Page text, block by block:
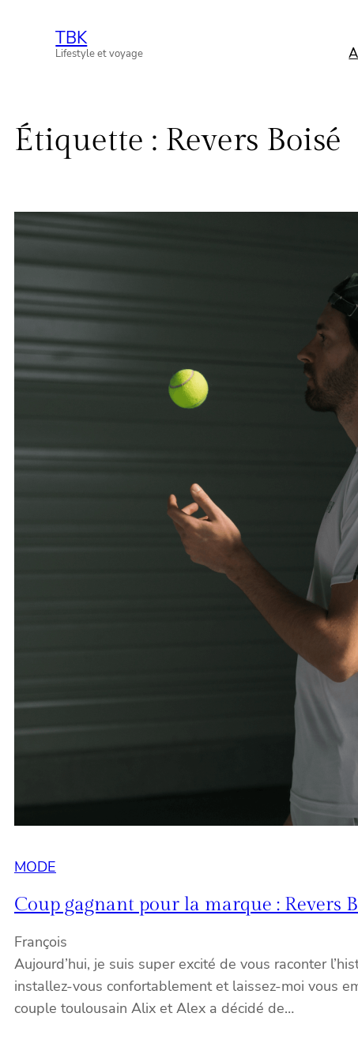
contenu
TBK
Lifestyle et voyage
Étiquette : Revers Boisé
MODE
Coup gagnant pour la marque : Revers
François
Aujourd’hui, je suis super excité de vous raconter
installez-vous confortablement et laissez-moi vous
couple toulousain Alix et Alex a décidé de…